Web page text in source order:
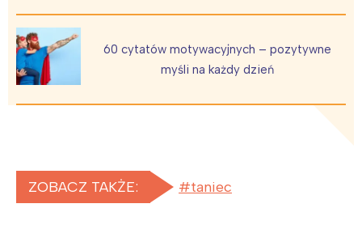
60 cytatów motywacyjnych – pozytywne
myśli na każdy dzień
ZOBACZ TAKŻE: taniec